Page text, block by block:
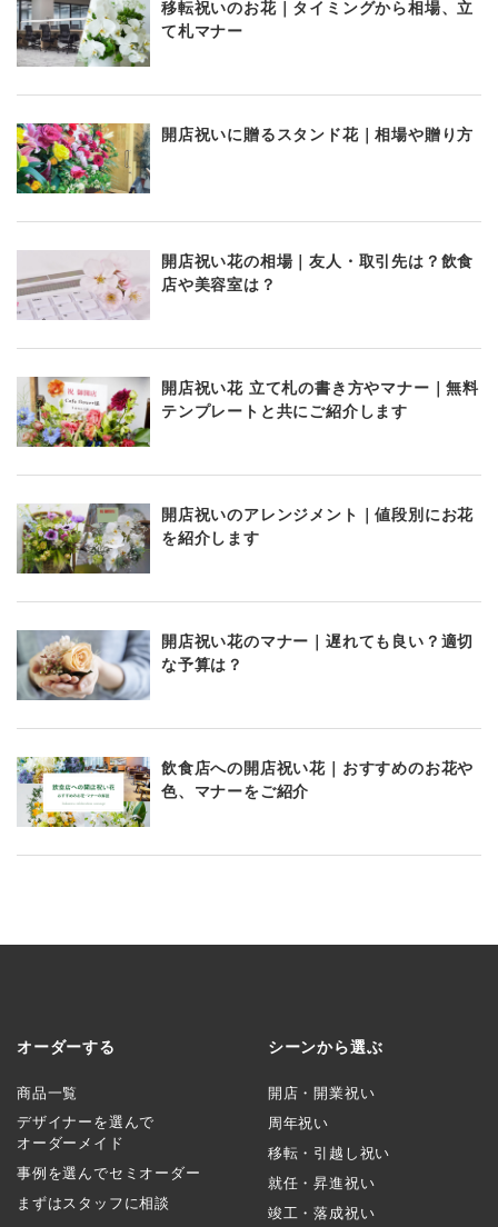
移転祝いのお花｜タイミングから相場、立
て札マナー
開店祝いに贈るスタンド花｜相場や贈り方
開店祝い花の相場｜友人・取引先は？飲食
店や美容室は？
開店祝い花 立て札の書き方やマナー｜無料
テンプレートと共にご紹介します
開店祝いのアレンジメント｜値段別にお花
を紹介します
開店祝い花のマナー｜遅れても良い？適切
な予算は？
飲食店への開店祝い花｜おすすめのお花や
色、マナーをご紹介
オーダーする
商品一覧
デザイナーを選んで
オーダーメイド
事例を選んでセミオーダー
まずはスタッフに相談
シーンから選ぶ
開店・開業祝い
周年祝い
移転・引越し祝い
就任・昇進祝い
竣工・落成祝い